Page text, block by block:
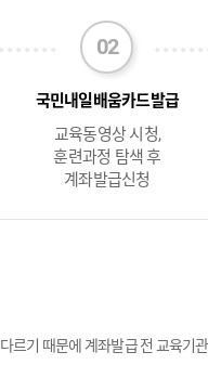
국민내일배움카드발급
교육동영상 시청,
훈련과정 탐색 후
계좌발급신청
르기 때문에 계좌발급 전 교육기